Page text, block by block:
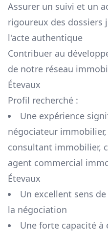
Assurer un suivi et un
rigoureux des dossiers
l'acte authentique
Contribuer au
de notre réseau
Étevaux
Profil recherché :
Une expérience
négociateur
consultant immobilier,
agent commercial
Étevaux
Un excellent sens
la négociation
Une forte capacité